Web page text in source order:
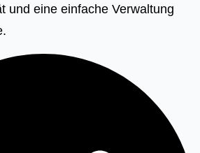
und eine einfache Verwaltung